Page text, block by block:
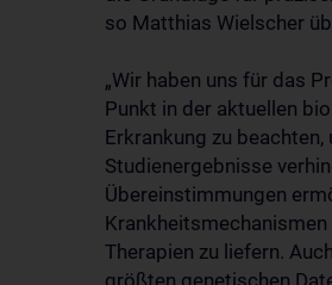
so Matthias Wielscher
„Wir haben uns für das
Punkt in der aktuellen
Erkrankung zu
Studienergebnisse
Übereinstimmungen
Therapien zu liefern.
größten genetischen